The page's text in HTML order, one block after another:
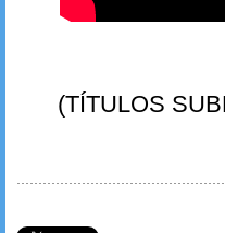
(TÍTULOS